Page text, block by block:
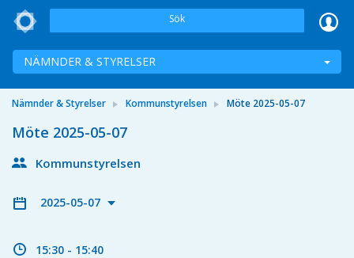
Sök
NÄMNDER & STYRELSER
Nämnder & Styrelser Kommunstyrelsen Möte 2025-05-07
Möte 2025-05-07
Kommunstyrelsen
2025-05-07
15:30 - 15:40